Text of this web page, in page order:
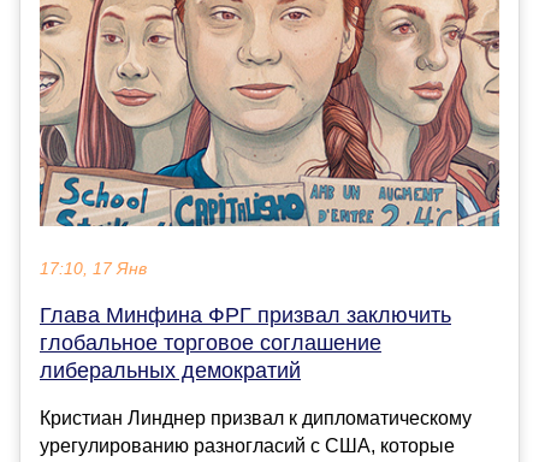
17:10, 17 Янв
Глава Минфина ФРГ призвал заключить
глобальное торговое соглашение
либеральных демократий
Кристиан Линднер призвал к дипломатическому
урегулированию разногласий с США, которые